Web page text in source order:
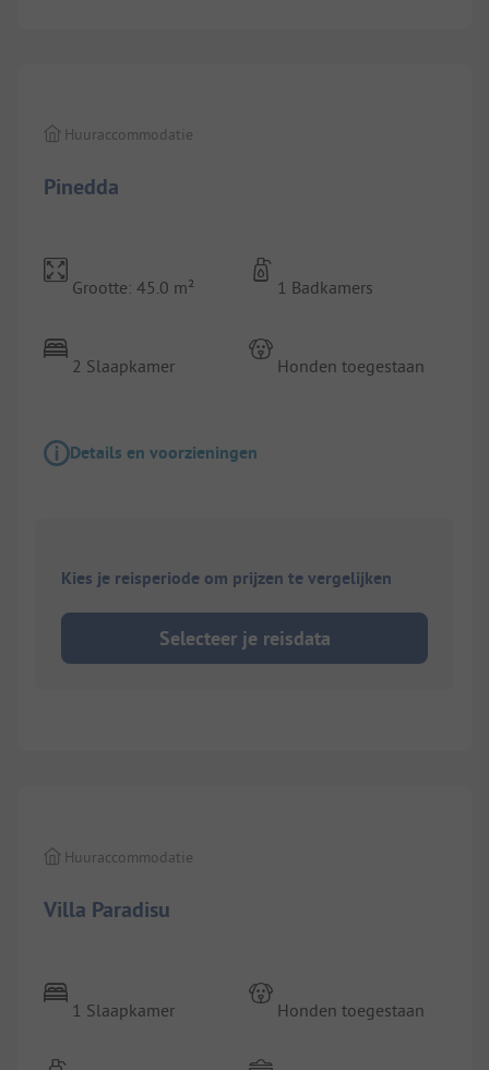
Pinedda
Huuraccommodatie
Grootte: 45.0 m²
2 Slaapkamer
1 Badkamers
Honden toegestaan
Details en voorzieningen
Kies je reisperiode om prijzen te vergelijken
Selecteer je reisdata
Villa Paradisu
Huuraccommodatie
1 Slaapkamer Honden toegestaan